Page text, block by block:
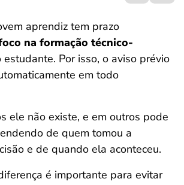
aprendiz tem prazo
na formação técnico-
estudante. Por isso, o aviso prévio
em todo
ele não existe, e em outros pode
de quem tomou a
e de quando ela aconteceu.
é importante para evitar